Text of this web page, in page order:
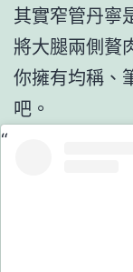
其實窄管丹寧
將大腿兩側贅
你擁有均稱、
吧。